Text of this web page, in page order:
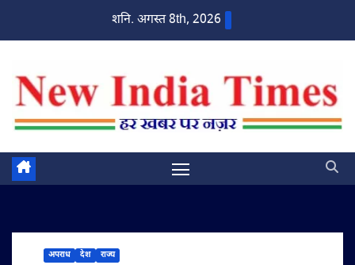
शनि. अगस्त 8th, 2026
अपराध देश राज्य